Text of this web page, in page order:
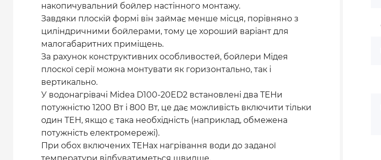
накопичувальний бойлер настінного монтажу.
Завдяки плоскій формі він займає менше місця, порівняно з
циліндричними бойлерами, тому це хороший варіант для
малогабаритних приміщень.
За рахунок конструктивних особливостей, бойлери Мідея
плоскої серії можна монтувати як горизонтально, так і
вертикально.
У водонагрівачі Midea D100-20ED2 встановлені два ТЕНи
потужністю 1200 Вт і 800 Вт, це дає можливість включити тільки
один ТЕН, якщо є така необхідність (наприклад, обмежена
потужність електромережі).
При обох включених ТЕНах нагрівання води до заданої
температури відбуватиметься швидше.